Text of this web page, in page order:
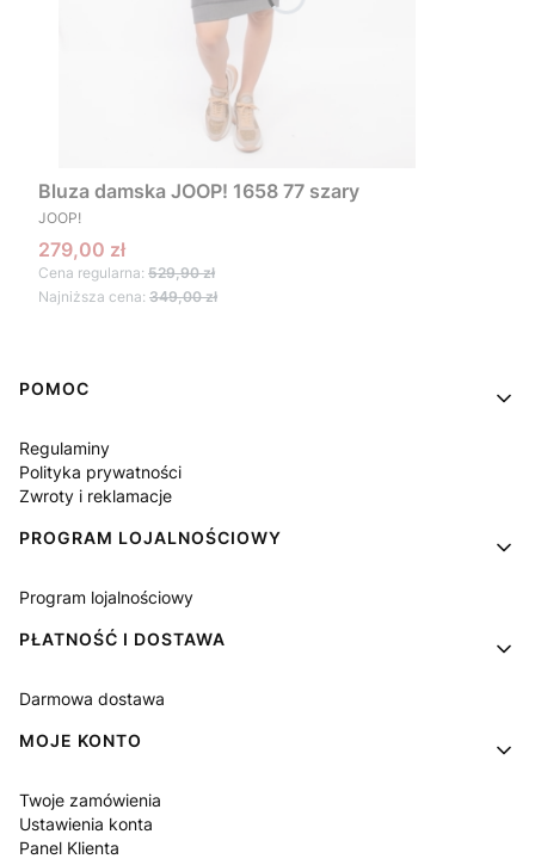
Bluza damska JOOP! 1658 77 szary
PRODUCENT
JOOP!
Cena promocyjna
279,00 zł
Cena regularna: 529,90 zł
Najniższa cena: 349,00 zł
Linki w stopce
POMOC
Regulaminy
Polityka prywatności
Zwroty i reklamacje
PROGRAM LOJALNOŚCIOWY
Program lojalnościowy
PŁATNOŚĆ I DOSTAWA
Darmowa dostawa
MOJE KONTO
Twoje zamówienia
Ustawienia konta
Panel Klienta